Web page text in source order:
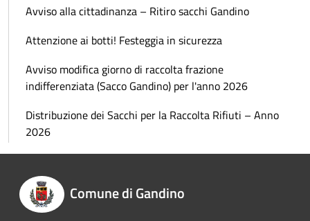
Avviso alla cittadinanza – Ritiro sacchi Gandino
Attenzione ai botti! Festeggia in sicurezza
Avviso modifica giorno di raccolta frazione
indifferenziata (Sacco Gandino) per l'anno 2026
Distribuzione dei Sacchi per la Raccolta Rifiuti – Anno
2026
Comune di Gandino